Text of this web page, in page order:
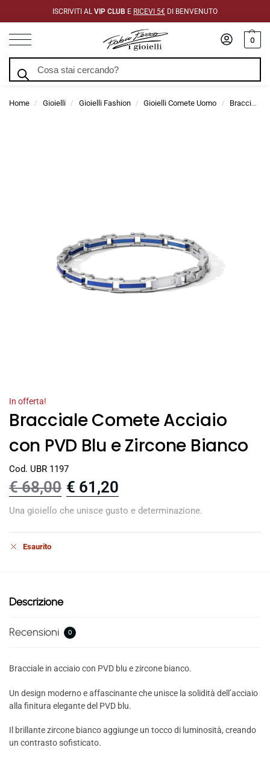
ISCRIVITI AL VIP CLUB E RICEVI 5€ DI BENVENUTO
0
Home / Gioielli / Gioielli Fashion / Gioielli Comete Uomo / Bracciali Comete Uomo
In offerta!
Bracciale Comete Acciaio
con PVD Blu e Zircone Bianco
Cod. UBR 1197
€68,00 € 61,20
Una gioiello che unisce gusto e determinazione.
Esaurito
Descrizione
Recensioni 0
Bracciale in acciaio con PVD blu e zircone bianco.
Un design moderno e affascinante che unisce la solidità dell’acciaio
alla finitura elegante del PVD blu.
Il brillante zircone bianco aggiunge un tocco di luminosità, creando
un contrasto sofisticato.